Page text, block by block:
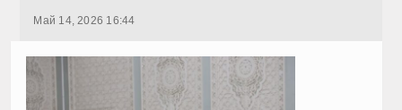
Май 14, 2026 16:44